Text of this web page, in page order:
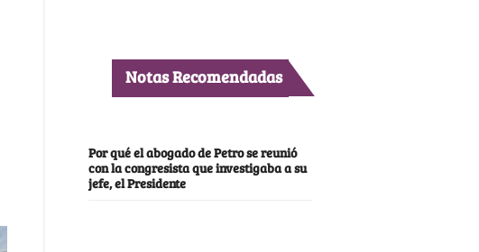
Notas Recomendadas
Por qué el abogado de Petro se reunió
con la congresista que investigaba a su
jefe, el Presidente